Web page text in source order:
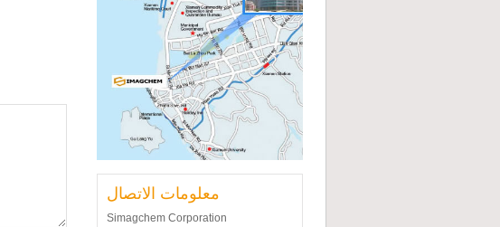
معلومات الاتصال
Simagchem Corporation